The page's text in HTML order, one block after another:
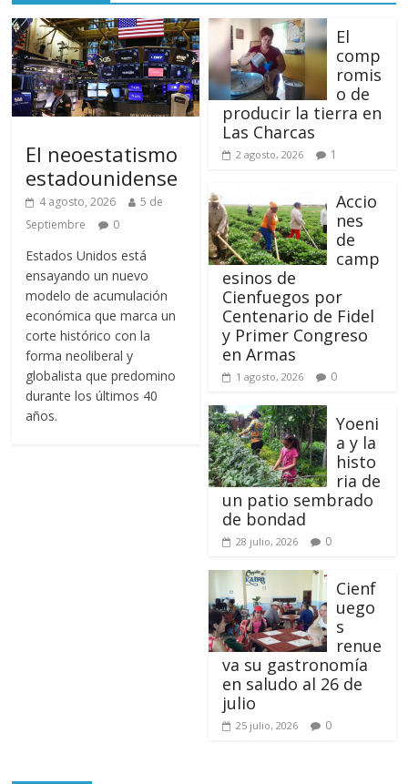
El neoestatismo
estadounidense
4 agosto, 2026
5 de
Septiembre
0
Estados Unidos está
ensayando un nuevo
modelo de acumulación
económica que marca un
corte histórico con la
forma neoliberal y
globalista que predomino
durante los últimos 40
años.
El
comp
romis
o de
producir la tierra en
Las Charcas
2 agosto, 2026 1
Accio
nes
de
camp
esinos de
Cienfuegos por
Centenario de Fidel
y Primer Congreso
en Armas
1 agosto, 2026 0
Yoeni
a y la
histo
ria de
un patio sembrado
de bondad
28 julio, 2026 0
Cienf
uego
s
renue
va su gastronomía
en saludo al 26 de
julio
25 julio, 2026 0